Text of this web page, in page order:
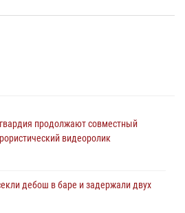
продолжают совместный
видеоролик
дебош в баре и задержали двух